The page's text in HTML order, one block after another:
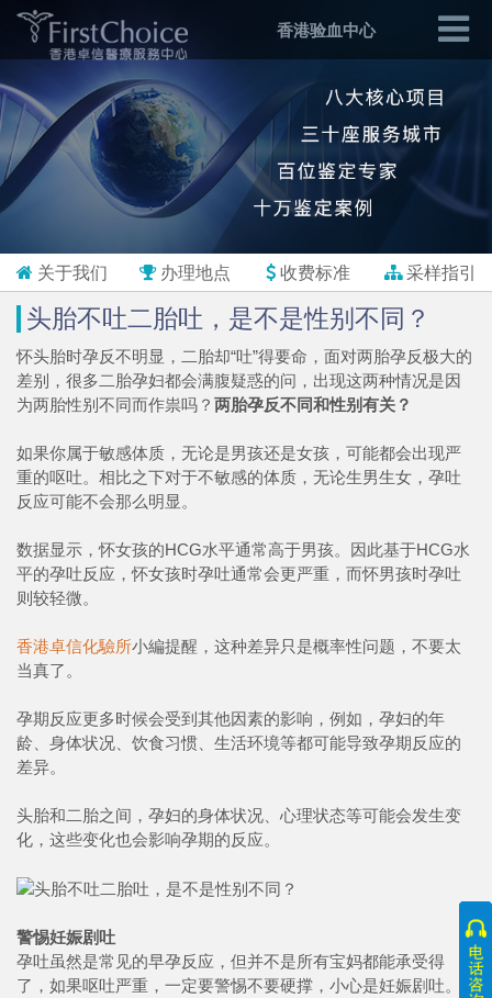
香港验血中心
关于我们 办理地点 收费标准 采样指引
头胎不吐二胎吐，是不是性别不同？
怀头胎时孕反不明显，二胎却“吐”得要命，面对两胎孕反极大的
差别，很多二胎孕妇都会满腹疑惑的问，出现这两种情况是因
为两胎性别不同而作祟吗？ 两胎孕反不同和性别有关？
如果你属于敏感体质，无论是男孩还是女孩，可能都会出现严
重的呕吐。相比之下对于不敏感的体质，无论生男生女，孕吐
反应可能不会那么明显。
数据显示，怀女孩的HCG水平通常高于男孩。因此基于HCG水
平的孕吐反应，怀女孩时孕吐通常会更严重，而怀男孩时孕吐
则较轻微。
香港卓信化驗所小編提醒，这种差异只是概率性问题，不要太
当真了。
孕期反应更多时候会受到其他因素的影响，例如，孕妇的年
龄、身体状况、饮食习惯、生活环境等都可能导致孕期反应的
差异。
头胎和二胎之间，孕妇的身体状况、心理状态等可能会发生变
化，这些变化也会影响孕期的反应。
警惕妊娠剧吐
孕吐虽然是常见的早孕反应，但并不是所有宝妈都能承受得
了，如果呕吐严重，一定要警惕不要硬撑，小心是妊娠剧吐。